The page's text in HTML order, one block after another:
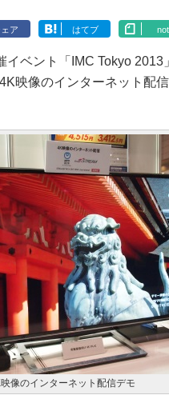
ア はてブ
ベント「IMC Tokyo 2013
映像のインターネット配
像のインターネット配信デモ